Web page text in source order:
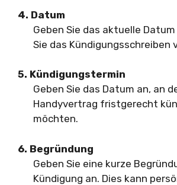
4. Datum
Geben Sie das aktuelle
Sie das Kündigungsschreiben
5. Kündigungstermin
Geben Sie das Datum an, an
Handyvertrag fristgerecht
möchten.
6. Begründung
Geben Sie eine kurze
Kündigung an. Dies kann